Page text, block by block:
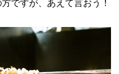
ですが、あえて言おう！